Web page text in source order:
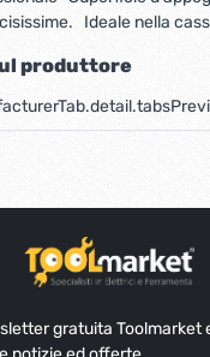
Ideale nella
produttore
gratuita Toolmarket